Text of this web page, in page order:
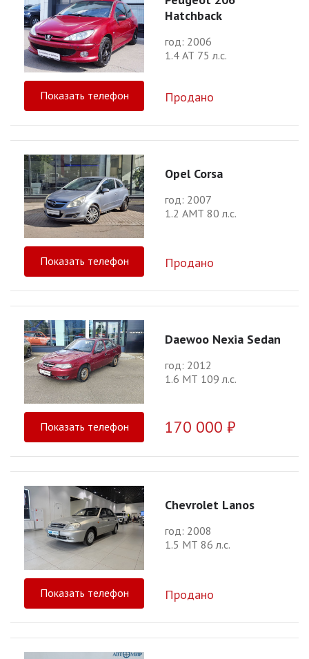
Hatchback
год: 2006
1.4 АТ 75 л.с.
Показать телефон Продано
Opel Corsa
год: 2007
1.2 АМТ 80 л.с.
Показать телефон Продано
Daewoo Nexia Sedan
год: 2012
1.6 МТ 109 л.с.
Показать телефон 170 000 ₽
Chevrolet Lanos
год: 2008
1.5 МТ 86 л.с.
Показать телефон Продано